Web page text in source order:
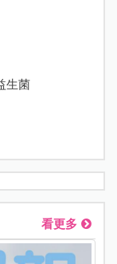
生菌
看更多